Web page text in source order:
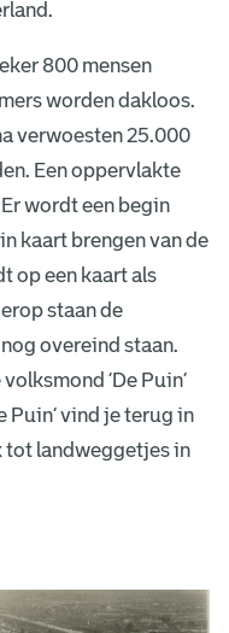
800 mensen
worden dakloos.
verwoesten 25.000
Een oppervlakte
wordt een begin
kaart brengen van de
op een kaart als
staan de
overeind staan.
‘De Puin’
Puin’ vind je terug in
tot landweggetjes in